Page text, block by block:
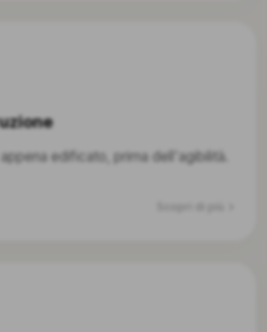
edificato, prima dell'agibilità.